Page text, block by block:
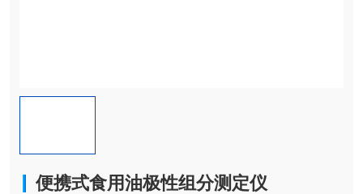
便携式食用油极性组分测定仪